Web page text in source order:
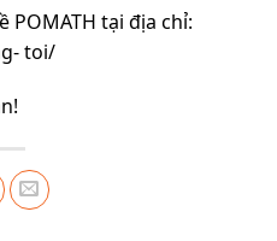
POMATH tại địa chỉ:
toi/